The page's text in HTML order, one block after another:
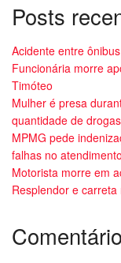
Posts
Acidente entre
Funcionária morre
Timóteo
Mulher é presa
quantidade de
MPMG pede
falhas no
Motorista morre em
Resplendor e